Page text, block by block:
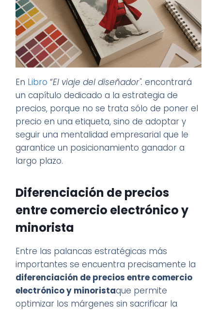
En Libro “El viaje del diseñador".encontrará
un capítulo dedicado a la estrategia de
precios, porque no se trata sólo de poner el
precio en una etiqueta, sino de adoptar y
seguir una mentalidad empresarial que le
garantice un posicionamiento ganador a
largo plazo.
Diferenciación de precios
entre comercio electrónico y
minorista
Entre las palancas estratégicas más
importantes se encuentra precisamente la
diferenciación de precios entre comercio
electrónico y minoristaque permite
optimizar los márgenes sin sacrificar la